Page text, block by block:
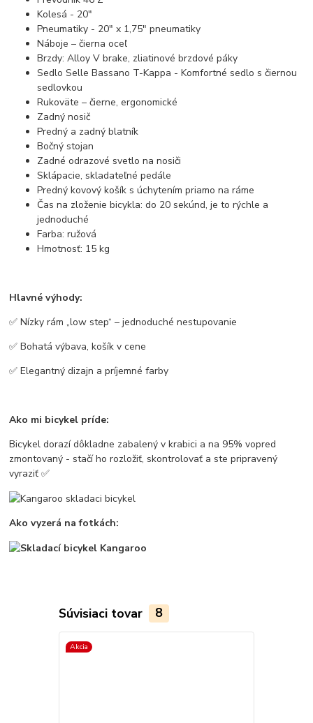
Kolesá - 20"
Pneumatiky - 20" x 1,75" pneumatiky
Náboje – čierna oceľ
Brzdy: Alloy V brake, zliatinové brzdové páky
Sedlo Selle Bassano T-Kappa - Komfortné sedlo s čiernou
sedlovkou
Rukoväte – čierne, ergonomické
Zadný nosič
Predný a zadný blatník
Bočný stojan
Zadné odrazové svetlo na nosiči
Sklápacie, skladateľné pedále
Predný kovový košík s úchytením priamo na ráme
Čas na zloženie bicykla: do 20 sekúnd, je to rýchle a
jednoduché
Farba: ružová
Hmotnosť: 15 kg
Hlavné výhody:
✅ Nízky rám „low step“ – jednoduché nestupovanie
✅ Bohatá výbava, košík v cene
✅ Elegantný dizajn a príjemné farby
Ako mi bicykel príde:
Bicykel dorazí dôkladne zabalený v krabici a na 95% vopred
zmontovaný - stačí ho rozložiť, skontrolovať a ste pripravený
vyraziť ✅
Ako vyzerá na fotkách:
Súvisiaci tovar 8
Akcia